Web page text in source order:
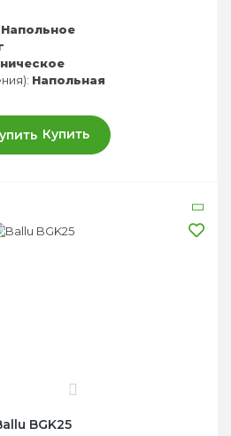
Напольное
Напольная
Купить
0
BGK25